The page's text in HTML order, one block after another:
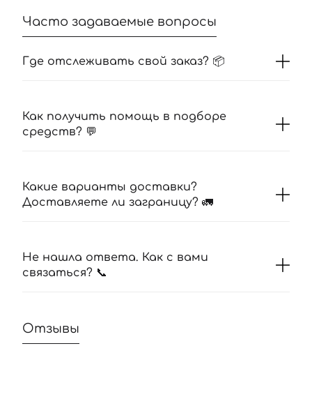
Часто задаваемые вопросы
Где отслеживать свой заказ? 📦
Как получить помощь в подборе
средств? 💬
Какие варианты доставки?
Доставляете ли заграницу? 🚛
Не нашла ответа. Как с вами
связаться? 📞
Отзывы